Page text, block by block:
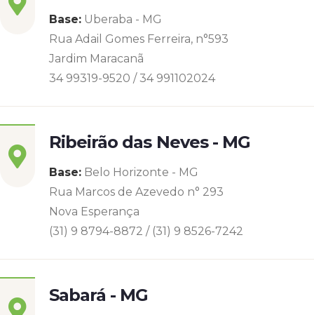
Base: Uberaba - MG
Rua Adail Gomes Ferreira, n°593
Jardim Maracanã
34 99319-9520 / 34 991102024
Ribeirão das Neves - MG
Base: Belo Horizonte - MG
Rua Marcos de Azevedo n° 293
Nova Esperança
(31) 9 8794-8872 / (31) 9 8526-7242
Sabará - MG